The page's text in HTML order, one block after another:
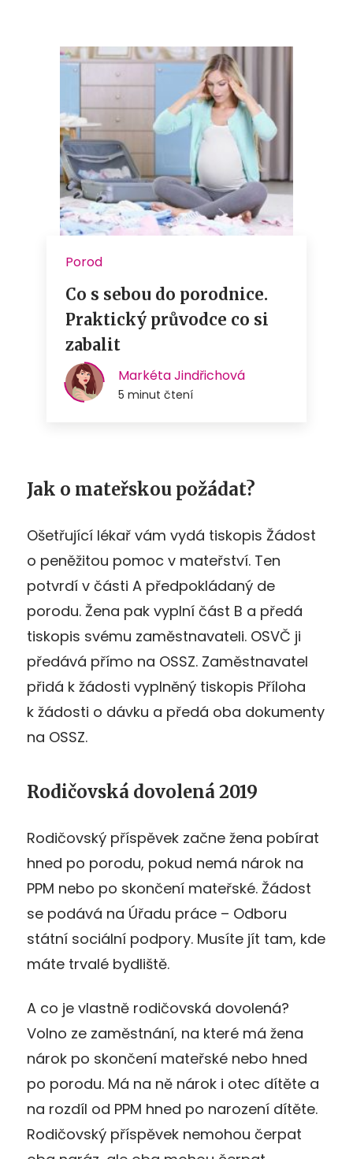
Jak o mateřskou požádat?
Ošetřující lékař vám vydá tiskopis Žádost
o peněžitou pomoc v mateřství. Ten
potvrdí v části A předpokládaný de
porodu. Žena pak vyplní část B a předá
tiskopis svému zaměstnavateli. OSVČ ji
předává přímo na OSSZ. Zaměstnavatel
přidá k žádosti vyplněný tiskopis Příloha
k žádosti o dávku a předá oba dokumenty
na OSSZ.
Rodičovská dovolená 2019
Rodičovský příspěvek začne žena pobírat
hned po porodu, pokud nemá nárok na
PPM nebo po skončení mateřské. Žádost
se podává na Úřadu práce – Odboru
státní sociální podpory. Musíte jít tam, kde
máte trvalé bydliště.
A co je vlastně rodičovská dovolená?
Volno ze zaměstnání, na které má žena
nárok po skončení mateřské nebo hned
po porodu. Má na ně nárok i otec dítěte a
na rozdíl od PPM hned po narození dítěte.
Rodičovský příspěvek nemohou čerpat